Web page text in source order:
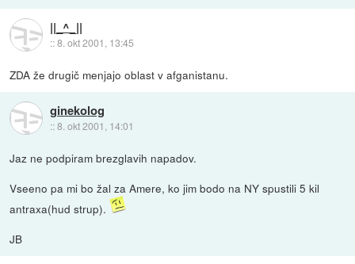
||_^_||
::8. okt 2001, 13:45
ZDA že drugič menjajo oblast v afganistanu.
ginekolog
::8. okt 2001, 14:01
Jaz ne podpiram brezglavih napadov.
Vseeno pa mi bo žal za Amere, ko jim bodo na NY spustili 5 kil
antraxa(hud strup).
JB